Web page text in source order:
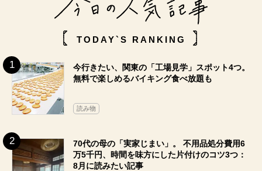
TODAY`S RANKING
今行きたい、関東の「工場見学」スポット4つ。
無料で楽しめるバイキング食べ放題も
読み物
70代の母の「実家じまい」。 不用品処分費用6
万5千円、時間を味方にした片付けのコツ3つ：
8月に読みたい記事